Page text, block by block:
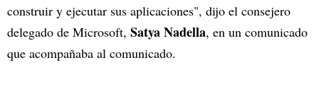
construir y ejecutar sus aplicaciones", dijo el consejero
delegado de Microsoft, Satya Nadella, en un comunicado
que acompañaba al comunicado.